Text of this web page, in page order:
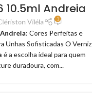
10.5ml Andreia
Viléla 1
: Cores Perfeitas e
Unhas Sofisticadas O Verniz
é a escolha ideal para quem
duradoura, com...